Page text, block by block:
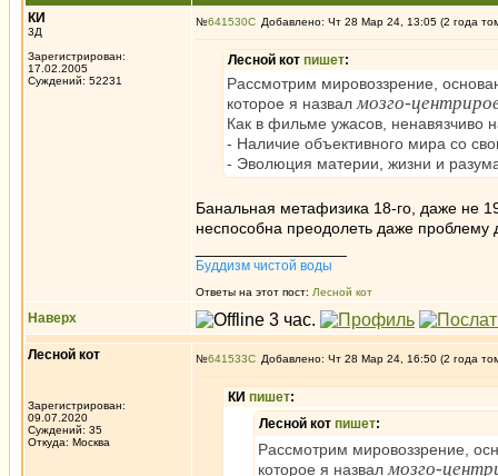
КИ
3Д
Зарегистрирован:
17.02.2005
Суждений: 52231
№641530 Добавлено: Чт 28 Мар 24, 13:05 (2 года
Лесной кот пишет:
Рассмотрим мировоззрение,
которое я назвалмозго-
Как в фильме ужасов, ненавязчиво
- Наличие объективного мира со
- Эволюция материи, жизни и
Банальная метафизика 18-го, даже не
неспособна преодолеть даже проблему
Буддизм чистой воды
Ответы на этот пост: Лесной кот
Наверх
Лесной кот
Зарегистрирован:
09.07.2020
Суждений: 35
Откуда: Москва
№641533 Добавлено: Чт 28 Мар 24, 16:50 (2 года
КИ пишет:
Лесной кот пишет:
Рассмотрим мировоззрение,
которое я назвалмозго-